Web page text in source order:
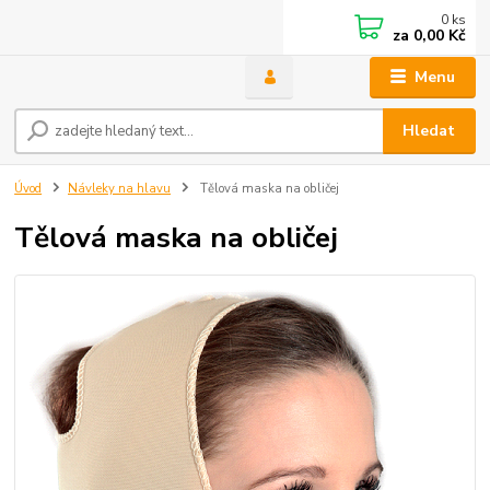
Menu
Hledat
0 ks
za 0,00 Kč
Úvod Návleky na hlavu Tělová maska na obličej
Tělová maska na obličej